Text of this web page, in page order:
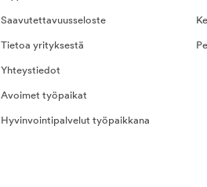
Saavutettavuusseloste
Tietoa yrityksestä
Yhteystiedot
Avoimet työpaikat
Hyvinvointipalvelut työpaikkana